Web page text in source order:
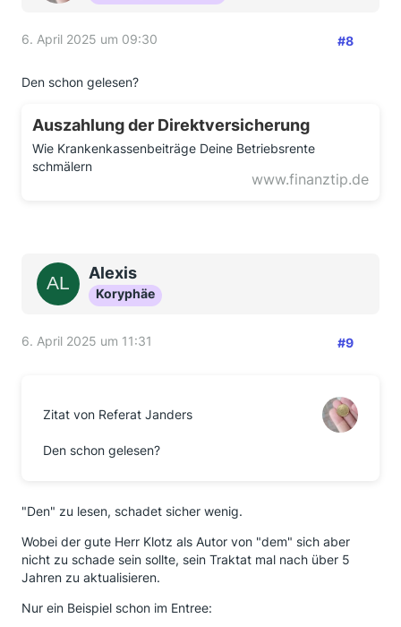
6. April 2025 um 09:30 #8
Den schon gelesen?
Auszahlung der Direktversicherung
Wie Krankenkassenbeiträge Deine Betriebsrente
schmälern
www.finanztip.de
Alexis
Koryphäe
6. April 2025 um 11:31 #9
Zitat von Referat Janders
Den schon gelesen?
"Den" zu lesen, schadet sicher wenig.
Wobei der gute Herr Klotz als Autor von "dem" sich aber
nicht zu schade sein sollte, sein Traktat mal nach über 5
Jahren zu aktualisieren.
Nur ein Beispiel schon im Entree: